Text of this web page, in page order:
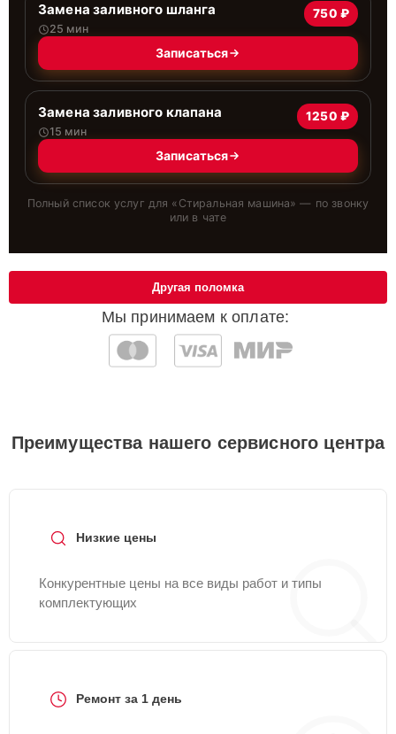
Замена заливного шланга
25 мин
750 ₽
Записаться
Замена заливного клапана
15 мин
1250 ₽
Записаться
Полный список услуг для « Стиральная машина» — по звонку
или в чате
Мы принимаем к оплате:
Другая поломка
Преимущества нашего сервисного центра
Низкие цены
Конкурентные цены на все виды работ и типы
комплектующих
Ремонт за 1 день